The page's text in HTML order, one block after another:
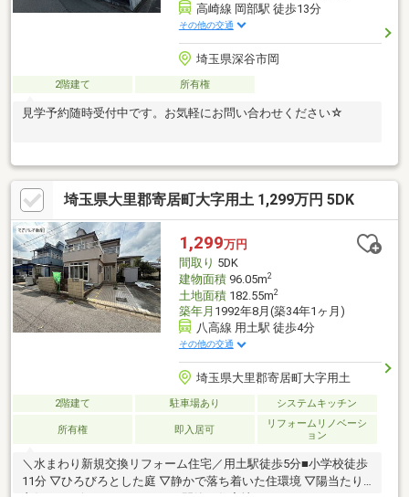
高崎線 岡部駅 徒歩13分
その他の交通
埼玉県深谷市岡
2階建て 所有権
見学予約随時受付中です。お気軽にお問い合わせください☆
埼玉県大里郡寄居町大字用土 1,299万円 5DK
1,299万円
間取り 5DK
建物面積96.05m2
土地面積182.55m2
築年月 1992年8月(築34年1ヶ月)
八高線 用土駅 徒歩4分
その他の交通
埼玉県大里郡寄居町大字用土
2階建て 駐車場あり システムキッチン
所有権 即入居可
リフォームリノベーシ
ョン
＼水まわり新規交換リフォーム住宅／用土駅徒歩5分■小学校徒歩
11分 ▽ひろびろとした庭 ▽静かで落ち着いた住環境 ▽陽当たり